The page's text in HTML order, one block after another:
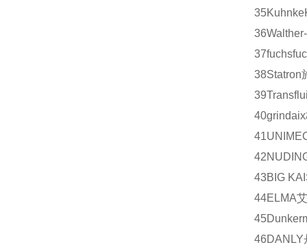
35Kuhnke
36
37fuchs
38Statron
39
40grindaix
41
42
43BIG
44ELMA
45
46DANLY